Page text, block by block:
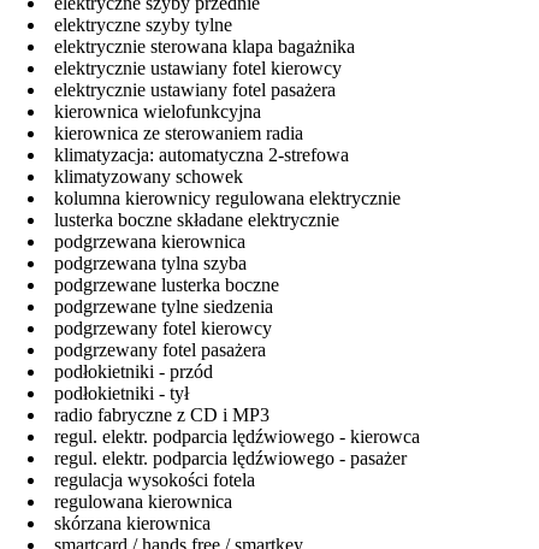
elektryczne szyby tylne
elektrycznie sterowana klapa bagażnika
elektrycznie ustawiany fotel kierowcy
elektrycznie ustawiany fotel pasażera
kierownica wielofunkcyjna
kierownica ze sterowaniem radia
klimatyzacja: automatyczna 2-strefowa
klimatyzowany schowek
kolumna kierownicy regulowana elektrycznie
lusterka boczne składane elektrycznie
podgrzewana kierownica
podgrzewana tylna szyba
podgrzewane lusterka boczne
podgrzewane tylne siedzenia
podgrzewany fotel kierowcy
podgrzewany fotel pasażera
podłokietniki - przód
podłokietniki - tył
radio fabryczne z CD i MP3
regul. elektr. podparcia lędźwiowego - kierowca
regul. elektr. podparcia lędźwiowego - pasażer
regulacja wysokości fotela
regulowana kierownica
skórzana kierownica
smartcard / hands free / smartkey